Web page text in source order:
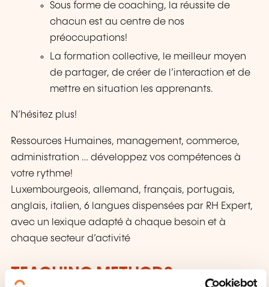
Sous forme de coaching, la réussite de
chacun est au centre de nos
préoccupations!
La formation collective, le meilleur moyen
de partager, de créer de l’interaction et de
mettre en situation les apprenants.
N’hésitez plus!
Ressources Humaines, management, commerce,
administration … développez vos compétences à
votre rythme!
Luxembourgeois, allemand, français, portugais,
anglais, italien, 6 langues dispensées par RH Expert,
avec un lexique adapté à chaque besoin et à
chaque secteur d’activité
TEACHING METHODS